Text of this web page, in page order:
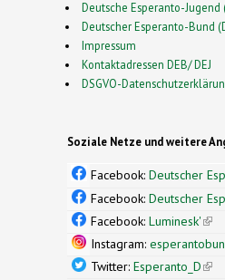
Deutsche Esperanto-Jugend
Deutscher Esperanto-Bund
Impressum
Kontaktadressen DEB/ DEJ
DSGVO-
Soziale Netze und weitere
Facebook: Deutscher
Facebook: Deutscher
Facebook: Luminesk'
Instagram:
Twitter: Esperanto_D